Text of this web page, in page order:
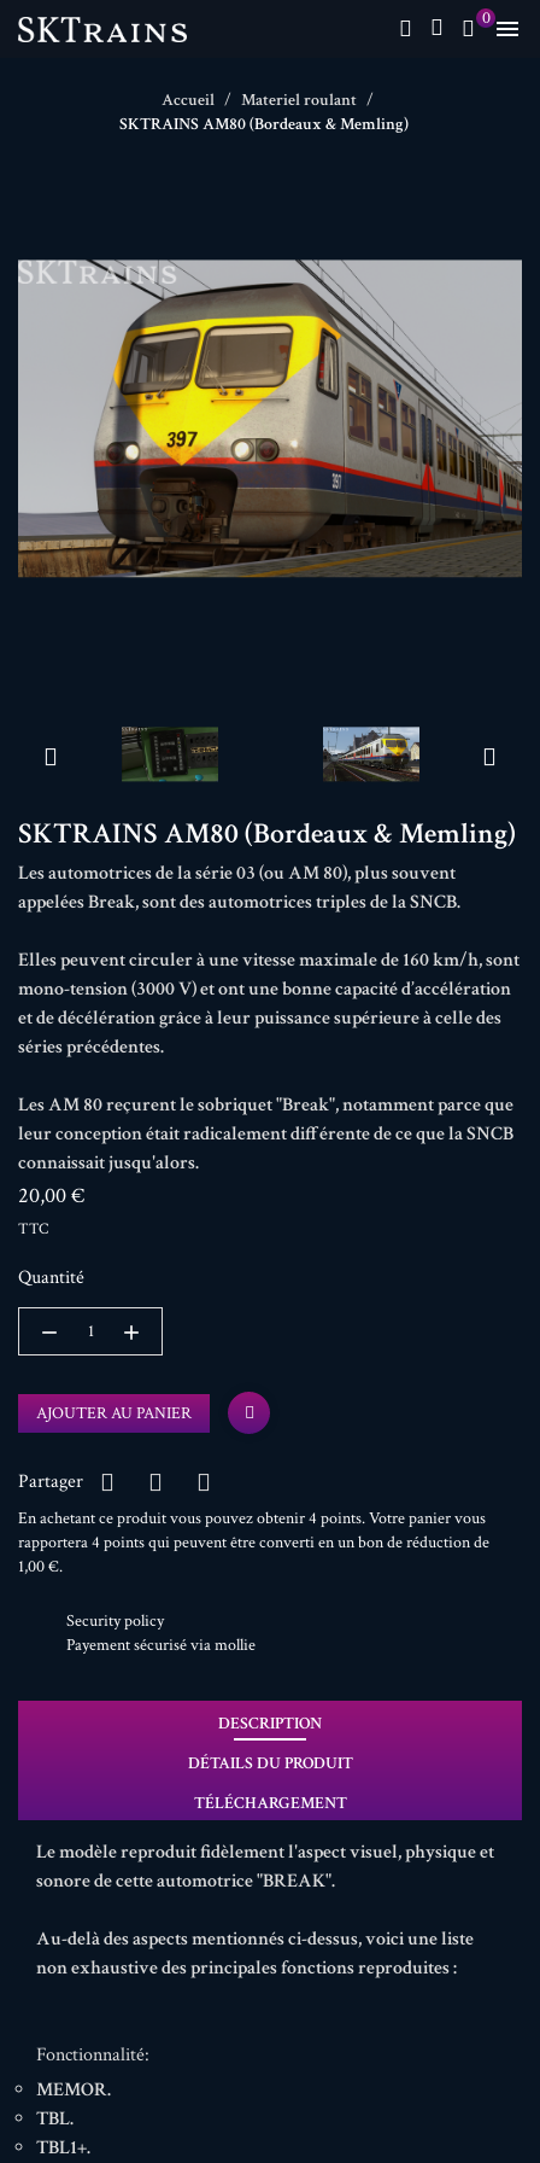
0
Accueil
Materiel roulant
SKTRAINS AM80 (Bordeaux & Memling)
SKTRAINS AM80 (Bordeaux & Memling)
Les automotrices de la série 03 (ou AM 80), plus souvent
appelées Break, sont des automotrices triples de la SNCB.
Elles peuvent circuler à une vitesse maximale de 160 km/h, sont
mono-tension (3000 V) et ont une bonne capacité d’accélération
et de décélération grâce à leur puissance supérieure à celle des
séries précédentes.
Les AM 80 reçurent le sobriquet "Break", notamment parce que
leur conception était radicalement différente de ce que la SNCB
connaissait jusqu'alors.
20,00 €
TTC
Quantité
AJOUTER AU PANIER
Partager
En achetant ce produit vous pouvez obtenir4 points. Votre panier vous
rapportera4 pointsqui peuvent être converti en un bon de réduction de
1,00 €.
Security policy
Payement sécurisé via mollie
DESCRIPTION
DÉTAILS DU PRODUIT
TÉLÉCHARGEMENT
Le modèle reproduit fidèlement l'aspect visuel, physique et
sonore de cette automotrice "BREAK".
Au-delà des aspects mentionnés ci-dessus, voici une liste
non exhaustive des principales fonctions reproduites :
Fonctionnalité:
MEMOR.
TBL.
TBL1+.